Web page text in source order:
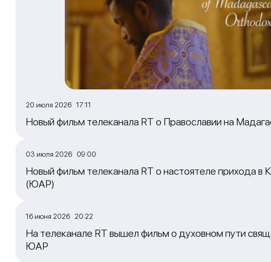
20 июля 2026 17:11
Новый фильм телеканала RT о Православии на
03 июля 2026 09:00
Новый фильм телеканала RT о настоятеле прихода в
(ЮАР)
16 июня 2026 20:22
На телеканале RT вышел фильм о духовном пути
ЮАР